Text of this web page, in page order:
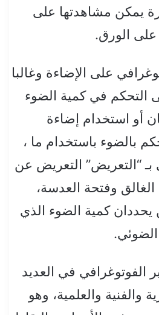
يمكن مشاهدتها على
على الورق.
على الإضاءة وغالبا
التحكم في كمية الضوء
أو استخدام إضاءة
بالضوء باستخدام ما ،
“التعريض” التعريض عن
وفتحة العدسة،
يحددان كمية الضوء الذي
الفوتوغرافي في العديد
والفنية والعلمية، وهو